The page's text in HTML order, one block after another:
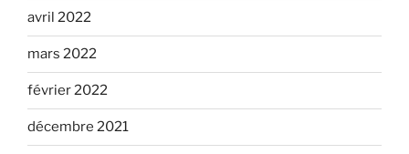
avril 2022
mars 2022
février 2022
décembre 2021